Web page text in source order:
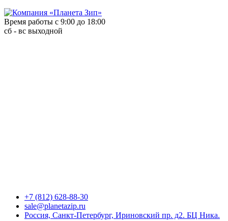
Время работы с 9:00 до 18:00
сб - вс выходной
+7 (812) 628-88-30
sale@planetazip.ru
Россия, Санкт-Петербург, Ириновский пр. д2. БЦ Ника.